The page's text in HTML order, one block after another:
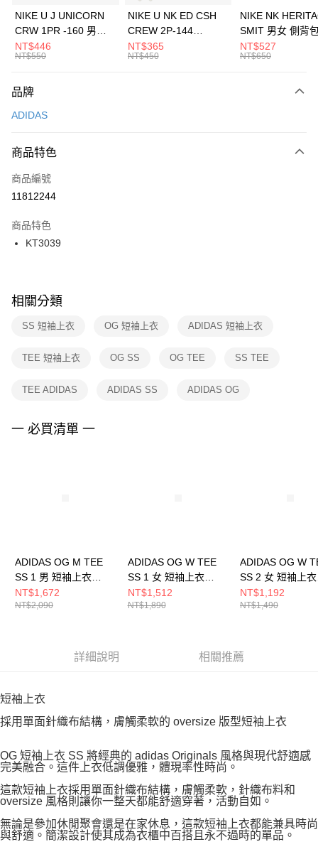
元大商業銀行
台灣樂天信用卡公司
全盈+PAY
AFTEE先享後付
【關於「AFTEE先享後付」】
便利好安心！
３．安心：先確認商品／服務後，再付款。
【「AFTEE先享後付」結帳流程】
１．於結帳方式選擇「AFTEE先享後付」後，將跳轉至「AFTEE先享後付」
２．訂單成立數日內，您將收到繳費通知簡訊。
３．收到繳費通知簡訊後14天內，點擊此簡訊中的連結，可透過四大超商／
ATM／網路銀行／等多元方式進行付款，方視為交易完成。
※ 交易是否成功請以「AFTEE先享後付 」之結帳頁面顯示為準，若有關於
是否繳費成功／繳費後需取消欲退款等相關疑問，請聯繫「AFTEE先享後付
客戶支援中心」
https://netprotections.freshdesk.com/support/home
１．透過由恩沛科技股份有限公司提供之「AFTEE先享後付」服務完成之交
權轉讓予恩沛科技股份有限公司。
３．未成年的使用者請事先徵得法定代理人或監護人之同意方可使用
「AFTEE先享後付」，若未經同意申辦者引起之損失，本公司不負相關責
運送方式
每筆NT$100，滿NT$1,500(含以上)免運費
宅配
每筆NT$100，滿NT$1,500(含以上)免運費
付款後門市自取
每筆NT$100，滿NT$1,500(含以上)免運費
NIKE U J UNICORN
CRW 1PR -160 男女
中統襪 FZ3393100
NT$446
NT$550
NIKE U NK ED CSH
CREW 2P-144
EMBRDY 男女 短統襪
FZ3073133
NT$365
NT$450
NIKE NK
SMIT 男女 側背
BA5871010
NT$527
NT$650
品牌
ADIDAS
商品特色
商品編號
11812244
商品特色
KT3039
相關分類
SS 短袖上衣 OG 短袖上衣 ADIDAS 短袖上衣
TEE 短袖上衣 OG SS OG TEE SS TEE
TEE ADIDAS ADIDAS SS ADIDAS OG
一 必買清單 一
ADIDAS OG M TEE
SS 1 男 短袖上衣
KT3040
NT$1,672
NT$2,090
ADIDAS OG W TEE
SS 1 女 短袖上衣
KT3062
NT$1,512
NT$1,890
ADIDAS OG W
SS 2 女 短袖上衣
KT3061
NT$1,192
NT$1,490
詳細說明 相關推薦
短袖上衣
採用單面針織布結構，膚觸柔軟的 oversize 版型短袖上衣
OG 短袖上衣 SS 將經典的 adidas Originals 風格與現代舒適感
完美融合。這件上衣低調優雅，體現率性時尚。
這款短袖上衣採用單面針織布結構，膚觸柔軟，針織布料和
oversize 風格則讓你一整天都能舒適穿著，活動自如。
無論是參加休閒聚會還是在家休息，這款短袖上衣都能兼具時尚
與舒適。簡潔設計使其成為衣櫃中百搭且永不過時的單品。